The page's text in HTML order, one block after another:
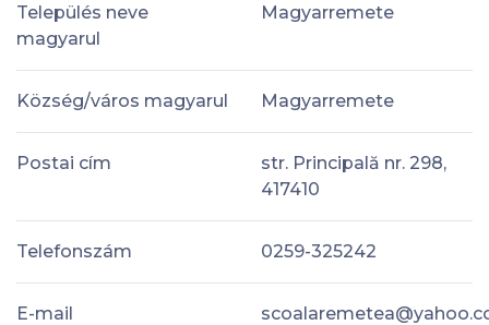
Település neve
magyarul
Magyarremete
Község/város magyarul Magyarremete
Postai cím
str. Principală nr. 298,
417410
Telefonszám 0259-325242
E-mail